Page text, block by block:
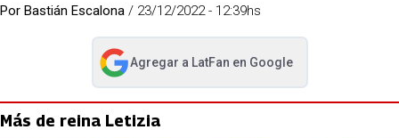
Por Bastián Escalona / 23/12/2022 - 12:39hs
Agregar a LatFan en Google
abre en nueva pestaña
Más de reina Letizia